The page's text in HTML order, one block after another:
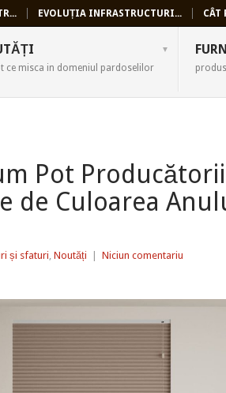
EVOLUȚIA INFRASTRUCTURI... CÂT
ce misca in domeniul pardoselilor
Pot
de Culoarea
și sfaturi, Noutăți Niciun comentariu